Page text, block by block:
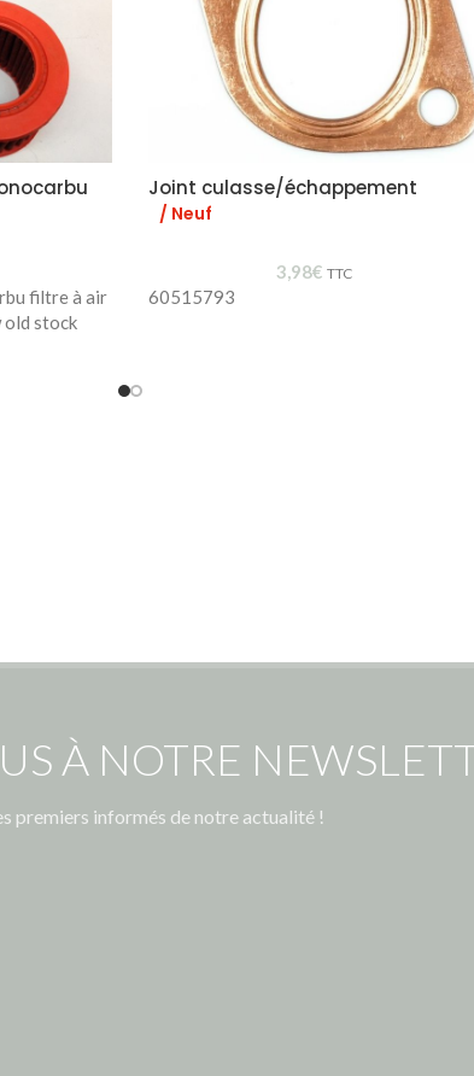
filtre à air
stock
Joint culasse/échappement
/ Neuf
3,98€ TTC
60515793
À NOTRE
premiers informés de notre actualité !